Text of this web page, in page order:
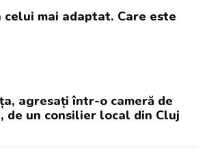
mai adaptat. Care este
agresați într-o cameră de
de un consilier local din Cluj